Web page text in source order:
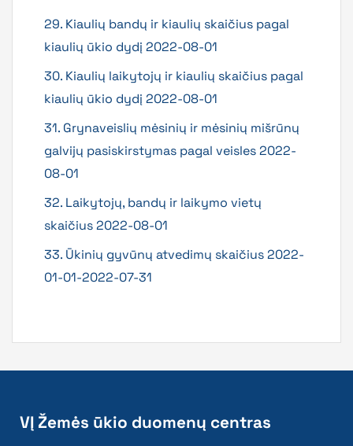
29. Kiaulių bandų ir kiaulių skaičius pagal
kiaulių ūkio dydį 2022-08-01
30. Kiaulių laikytojų ir kiaulių skaičius pagal
kiaulių ūkio dydį 2022-08-01
31. Grynaveislių mėsinių ir mėsinių mišrūnų
galvijų pasiskirstymas pagal veisles 2022-
08-01
32. Laikytojų, bandų ir laikymo vietų
skaičius 2022-08-01
33. Ūkinių gyvūnų atvedimų skaičius 2022-
01-01-2022-07-31
VĮ Žemės ūkio duomenų centras